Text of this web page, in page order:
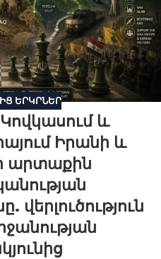
ԵՐԿՐՆԵՐ
և
Իրանի և
արտաքին
վերլուծություն